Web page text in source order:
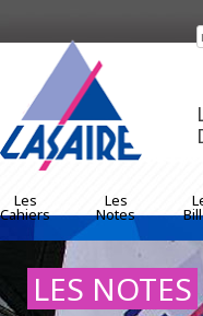
https://
Les
Cahiers
Les
Notes
LES NOTES